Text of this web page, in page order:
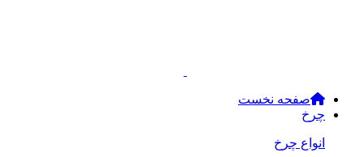
صفحه نخست
چرخ
انواع چرخ